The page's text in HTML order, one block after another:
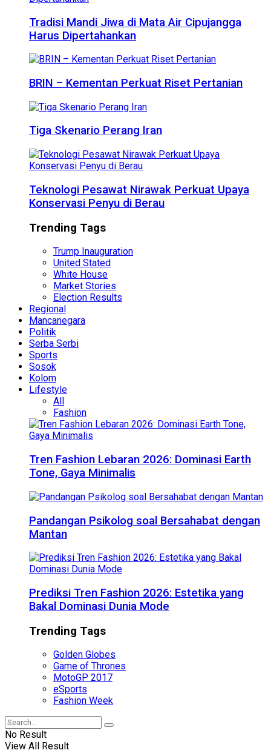
Tradisi Mandi Jiwa di Mata Air Cipujangga
Harus Dipertahankan
BRIN – Kementan Perkuat Riset Pertanian
Tiga Skenario Perang Iran
Teknologi Pesawat Nirawak Perkuat Upaya
Konservasi Penyu di Berau
Trending Tags
Trump Inauguration
United Stated
White House
Market Stories
Election Results
Regional
Mancanegara
Politik
Serba Serbi
Sports
Sosok
Kolom
Lifestyle
All
Fashion
Tren Fashion Lebaran 2026: Dominasi Earth
Tone, Gaya Minimalis
Pandangan Psikolog soal Bersahabat dengan
Mantan
Prediksi Tren Fashion 2026: Estetika yang
Bakal Dominasi Dunia Mode
Trending Tags
Golden Globes
Game of Thrones
MotoGP 2017
eSports
Fashion Week
No Result
View All Result